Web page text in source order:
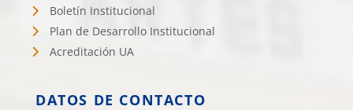
Boletín Institucional
Plan de Desarrollo Institucional
Acreditación UA
DATOS DE CONTACTO